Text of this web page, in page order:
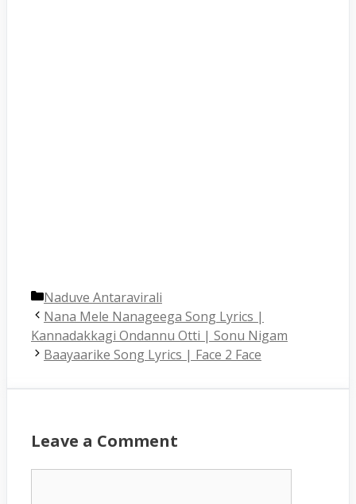
Categories
Naduve Antaravirali
Post
navigation
Nana Mele Nanageega Song Lyrics |
Kannadakkagi Ondannu Otti | Sonu Nigam
Baayaarike Song Lyrics | Face 2 Face
Leave a Comment